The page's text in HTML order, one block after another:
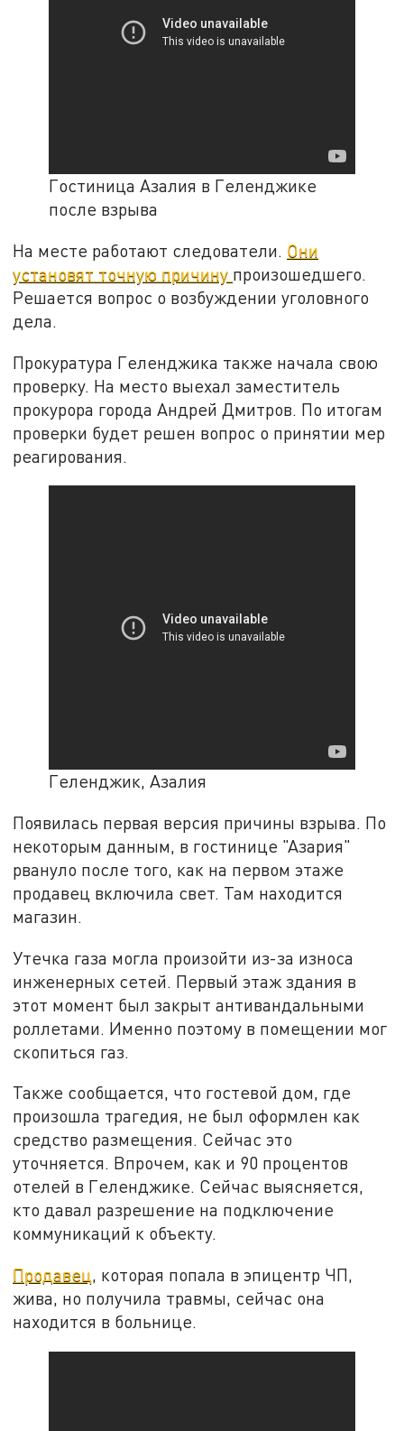
Гостиница Азалия в Геленджике
после взрыва
На месте работают следователи. Они
установят точную причину произошедшего.
Решается вопрос о возбуждении уголовного
дела.
Прокуратура Геленджика также начала свою
проверку. На место выехал заместитель
прокурора города Андрей Дмитров. По итогам
проверки будет решен вопрос о принятии мер
реагирования.
Геленджик, Азалия
Появилась первая версия причины взрыва. По
некоторым данным, в гостинице "Азария"
рвануло после того, как на первом этаже
продавец включила свет. Там находится
магазин.
Утечка газа могла произойти из-за износа
инженерных сетей. Первый этаж здания в
этот момент был закрыт антивандальными
роллетами. Именно поэтому в помещении мог
скопиться газ.
Также сообщается, что гостевой дом, где
произошла трагедия, не был оформлен как
средство размещения. Сейчас это
уточняется. Впрочем, как и 90 процентов
отелей в Геленджике. Сейчас выясняется,
кто давал разрешение на подключение
коммуникаций к объекту.
Продавец, которая попала в эпицентр ЧП,
жива, но получила травмы, сейчас она
находится в больнице.